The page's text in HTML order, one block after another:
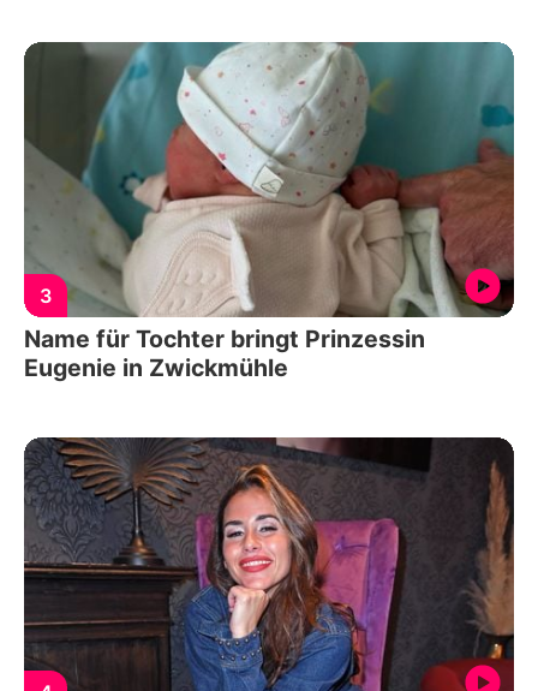
3
Name für Tochter bringt Prinzessin
Eugenie in Zwickmühle